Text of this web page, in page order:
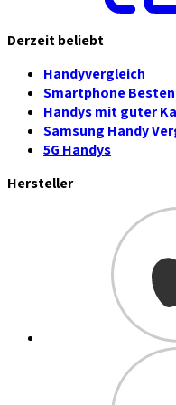
Derzeit beliebt
Handyvergleich
Smartphone
Handys mit guter
Samsung Handy
5G Handys
Hersteller